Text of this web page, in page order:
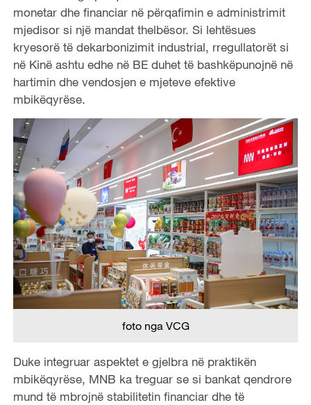
monetar dhe financiar në përqafimin e administrimit
mjedisor si një mandat thelbësor. Si lehtësues
kryesorë të dekarbonizimit industrial, rregullatorët si
në Kinë ashtu edhe në BE duhet të bashkëpunojnë në
hartimin dhe vendosjen e mjeteve efektive
mbikëqyrëse.
foto nga VCG
Duke integruar aspektet e gjelbra në praktikën
mbikëqyrëse, MNB ka treguar se si bankat qendrore
mund të mbrojnë stabilitetin financiar dhe të